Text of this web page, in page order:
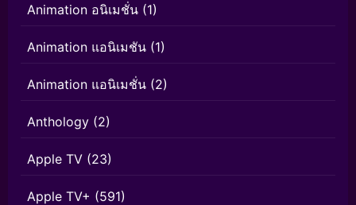
Animation อนิเมชั่น (1)
Animation แอนิเมชัน (1)
Animation แอนิเมชั่น (2)
Anthology (2)
Apple TV (23)
Apple TV+ (591)